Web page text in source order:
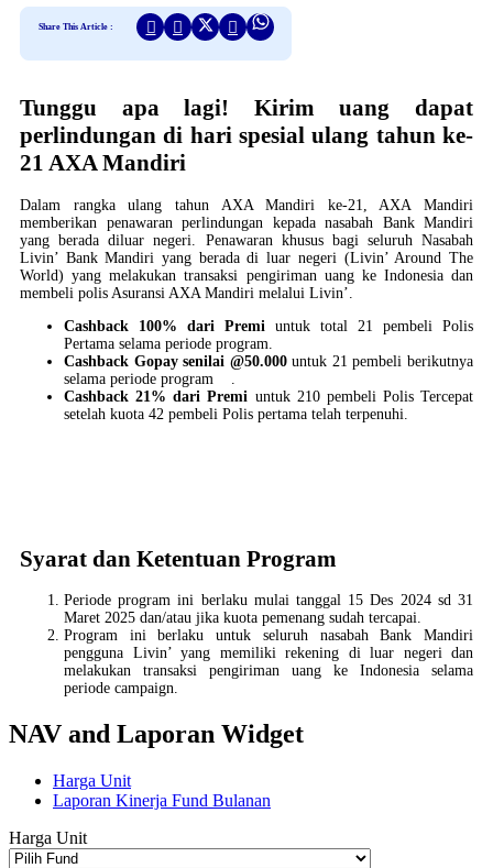
Share This Article :
Tunggu apa lagi! Kirim uang dapat
perlindungan di hari spesial ulang tahun ke-
21 AXA Mandiri
Dalam rangka ulang tahun AXA Mandiri ke-21, AXA Mandiri
memberikan penawaran perlindungan kepada nasabah Bank Mandiri
yang berada diluar negeri. Penawaran khusus bagi seluruh Nasabah
Livin’ Bank Mandiri yang berada di luar negeri (Livin’ Around The
World) yang melakukan transaksi pengiriman uang ke Indonesia dan
membeli polis Asuransi AXA Mandiri melalui Livin’.
Cashback 100% dari Premi untuk total 21 pembeli Polis
Pertama selama periode program.
Cashback Gopay senilai @50.000untuk 21 pembeli berikutnya
selama periode program .
Cashback 21% dari Premi untuk 210 pembeli Polis Tercepat
setelah kuota 42 pembeli Polis pertama telah terpenuhi.
Syarat dan Ketentuan Program
Periode program ini berlaku mulai tanggal 15 Des 2024 sd 31
Maret 2025 dan/atau jika kuota pemenang sudah tercapai.
Program ini berlaku untuk seluruh nasabah Bank Mandiri
pengguna Livin’ yang memiliki rekening di luar negeri dan
melakukan transaksi pengiriman uang ke Indonesia selama
periode campaign.
NAV and Laporan Widget
Harga Unit
Laporan Kinerja Fund Bulanan
Harga Unit